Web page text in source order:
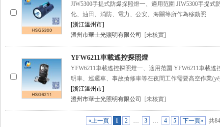
JIW5300手提式防爆探照燈一、適用范圍 JIW5300手提式
化、油田、消防、電力、公安、海關等所作為移動照
[浙江溫州市]
溫州市華士光照明有限公司
[未核實]
YFW6211車載遙控探照燈
YFW6211車載遙控探照燈一、適用范圍 YFW6211車載遙
明車、巡邏車、事故搶修車等在夜間工作需要高空作業
[浙江溫州市]
溫州市華士光照明有限公司
[未核實]
«上一頁 1 2 … 3 … 4 5 下一頁» 共